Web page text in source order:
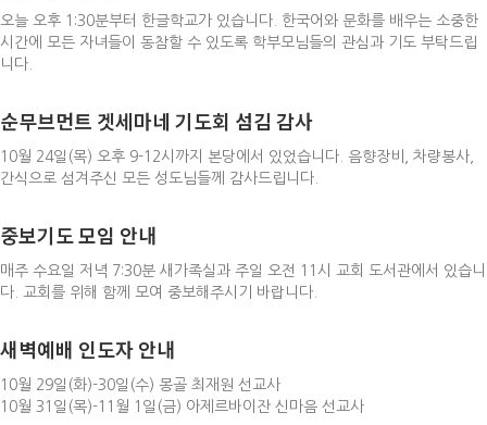
오늘 오후 1:30분부터 한글학교가 있습니다. 한국어와 문화를 배우는 소중한
시간에 모든 자녀들이 동참할 수 있도록 학부모님들의 관심과 기도 부탁드립
니다.
순무브먼트 겟세마네 기도회 섬김 감사
10월 24일(목) 오후 9-12시까지 본당에서 있었습니다. 음향장비, 차량봉사,
간식으로 섬겨주신 모든 성도님들께 감사드립니다.
중보기도 모임 안내
매주 수요일 저녁 7:30분 새가족실과 주일 오전 11시 교회 도서관에서 있습니
다. 교회를 위해 함께 모여 중보해주시기 바랍니다.
새벽예배 인도자 안내
10월 29일(화)-30일(수) 몽골 최재원 선교사
10월 31일(목)-11월 1일(금) 아제르바이잔 신마음 선교사